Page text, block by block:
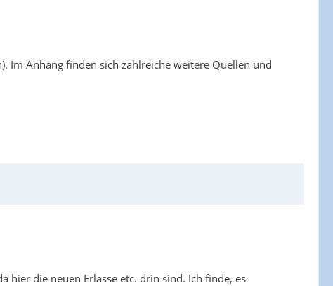
Im Anhang finden sich zahlreiche weitere Quellen und
hier die neuen Erlasse etc. drin sind. Ich finde, es